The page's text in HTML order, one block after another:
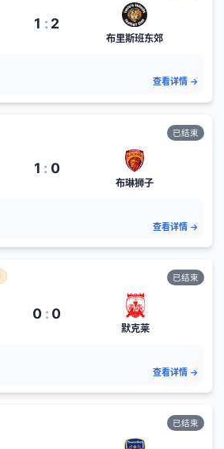
1 : 2
布里斯班东郊
查看详情→
已结束
1 : 0
布琳狮子
查看详情→
已结束
0 : 0
默克莱
查看详情→
已结束